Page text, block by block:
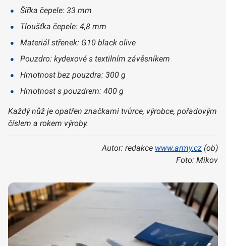
Šířka čepele: 33 mm
Tloušťka čepele: 4,8 mm
Materiál střenek: G10 black olive
Pouzdro: kydexové s textilním závěsníkem
Hmotnost bez pouzdra: 300 g
Hmotnost s pouzdrem: 400 g
Každý nůž je opatřen značkami tvůrce, výrobce, pořadovým
číslem a rokem výroby.
Autor: redakce www.army.cz (ob)
Foto: Mikov